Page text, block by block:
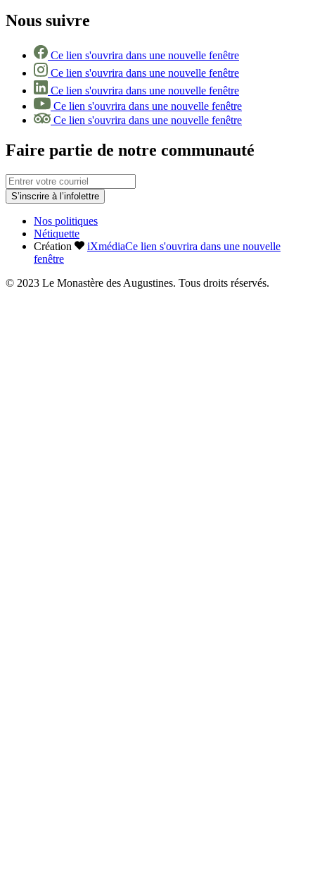
Nous suivre
Ce lien s'ouvrira dans une nouvelle fenêtre
Ce lien s'ouvrira dans une nouvelle fenêtre
Ce lien s'ouvrira dans une nouvelle fenêtre
Ce lien s'ouvrira dans une nouvelle fenêtre
Ce lien s'ouvrira dans une nouvelle fenêtre
Faire partie de notre communauté
S’inscrire à l’infolettre
Nos politiques
Nétiquette
Création
iXmédiaCe lien s'ouvrira dans une nouvelle
fenêtre
© 2023 Le Monastère des Augustines. Tous droits réservés.